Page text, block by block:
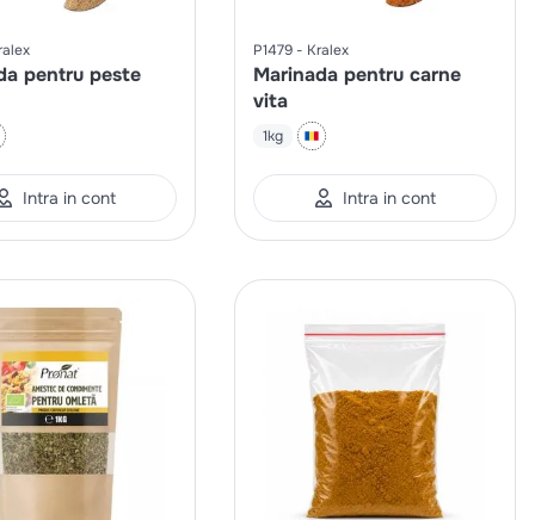
pentru peste
Intra in cont
P1479 Kralex
Marinada pentru carne
vita
1kg
Intra in cont